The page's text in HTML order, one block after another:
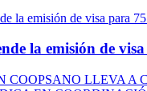
la emisión de